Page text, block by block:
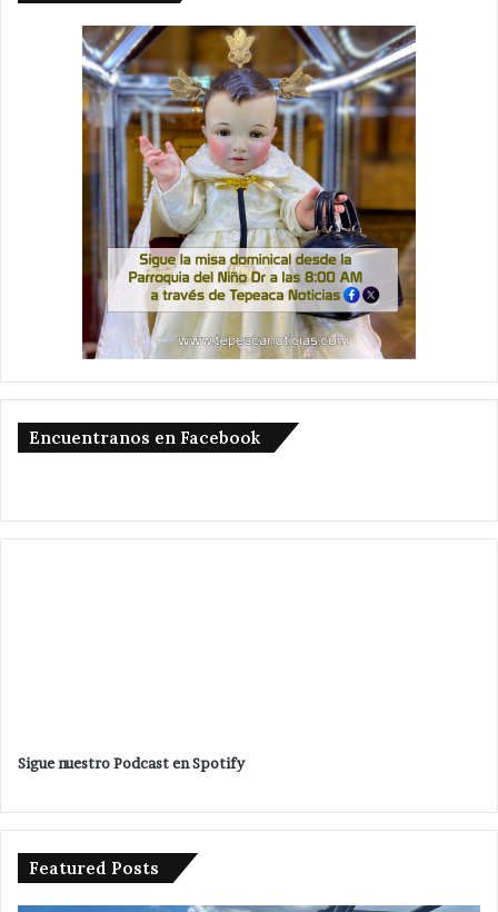
Encuentranos en Facebook
Sigue nuestro Podcast en Spotify
Featured Posts